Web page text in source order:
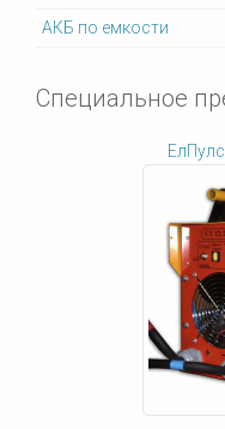
АКБ по емкости
Специальное